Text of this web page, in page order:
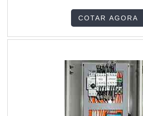
produtivos de sua planta. Por esse
de ar para painel elétrico se faz
COTAR AGORA